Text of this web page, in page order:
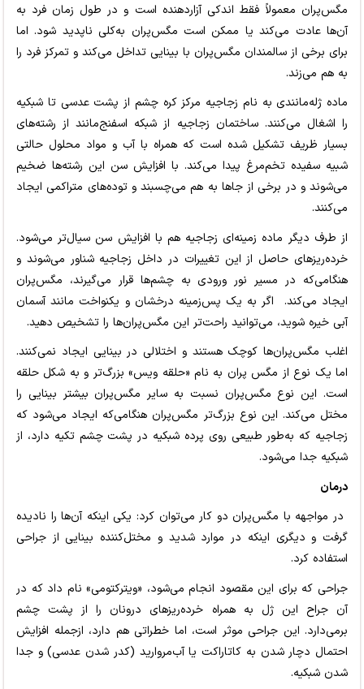
مگس‌پران معمولاً فقط اندکی آزاردهنده است و در طول زمان فرد به
آن‌ها عادت می‌کند یا ممکن است مگس‌پران به‌کلی ناپدید شود. اما
برای برخی از سالمندان مگس‌پران با بینایی تداخل می‌کند و تمرکز فرد را
به هم می‌زند.
ماده ژله‌مانندی به نام زجاجیه مرکز کره چشم از پشت عدسی تا شبکیه
را اشغال می‌کنند. ساختمان زجاجیه از شبکه اسفنج‌مانند از رشته‌های
بسیار ظریف تشکیل شده است که همراه با آب و مواد محلول حالتی
شبیه سفیده تخم‌مرغ پیدا می‌کند. با افزایش سن این رشته‌ها ضخیم
می‌شوند و در برخی از جاها به هم می‌چسبند و توده‌های متراکمی ایجاد
می‌کنند.
از طرف دیگر ماده زمینه‌ای زجاجیه هم با افزایش سن سیال‌تر می‌شود.
خرده‌ریزهای حاصل از این تغییرات در داخل زجاجیه شناور می‌شوند و
هنگامی‌که در مسیر نور ورودی به چشم‌ها قرار می‌گیرند، مگس‌پران
ایجاد می‌کند. اگر به یک پس‌زمینه درخشان و یکنواخت مانند آسمان
آبی خیره شوید، می‌توانید راحت‌تر این مگس‌پران‌ها را تشخیص دهید.
اغلب مگس‌پران‌ها کوچک هستند و اختلالی در بینایی ایجاد نمی‌کنند.
اما یک نوع از مگس پران به نام «حلقه ویس» بزرگ‌تر و به شکل حلقه
است. این نوع مگس‌پران نسبت به سایر مگس‌پران بیشتر بینایی را
مختل می‌کند. این نوع بزرگ‌تر مگس‌پران هنگامی‌که ایجاد می‌شود که
زجاجیه که به‌طور طبیعی روی پرده شبکیه در پشت چشم تکیه دارد، از
شبکیه جدا می‌شود.
درمان
در مواجهه با مگس‌پران دو کار می‌توان کرد: یکی اینکه آن‌ها را نادیده
گرفت و دیگری اینکه در موارد شدید و مختل‌کننده بینایی از جراحی
استفاده کرد.
جراحی که برای این مقصود انجام می‌شود، «ویترکتومی» نام داد که در
آن جراح این ژل به همراه خرده‌ریزهای درونان را از پشت چشم
برمی‌دارد. این جراحی موثر است، اما خطراتی هم دارد، ازجمله افزایش
احتمال دچار شدن به کاتاراکت یا آب‌مروارید (کدر شدن عدسی) و جدا
شدن شبکیه.